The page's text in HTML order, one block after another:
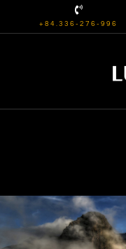
+84.336-276-996